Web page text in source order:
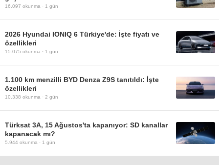
16.097 okunma · 1 gün
2026 Hyundai IONIQ 6 Türkiye'de: İşte fiyatı ve
özellikleri
15.075 okunma · 1 gün
1.100 km menzilli BYD Denza Z9S tanıtıldı: İşte
özellikleri
10.338 okunma · 2 gün
Türksat 3A, 15 Ağustos'ta kapanıyor: SD kanallar
kapanacak mı?
5.944 okunma · 1 gün